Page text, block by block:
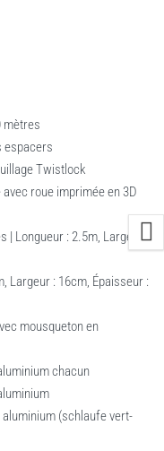
mètres
espacers
Twistlock
roue imprimée en 3D
| Longueur : 2.5m, Largeur :
Largeur : 16cm, Épaisseur :
mousqueton en
chacun
(schlaufe vert-